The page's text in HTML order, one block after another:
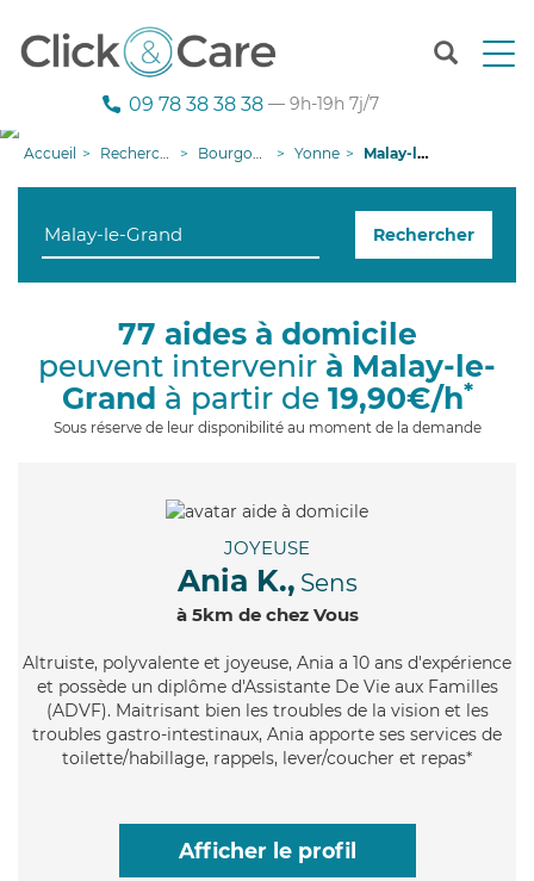
T
n
g
09 78 38 38 38 — 9h-19h 7j/7
Accueil Recherche aide à domicile Bourgogne-Franche-Comté Yonne Malay-le-Grand
Rechercher
77 aides à domicile
peuvent intervenir à Malay-le-
Grand à partir de 19,90€/h*
Sous réserve de leur disponibilité au moment de la demande
JOYEUSE
Ania K., Sens
à 5km de chez Vous
Altruiste, polyvalente et joyeuse, Ania a 10 ans d'expérience
et possède un diplôme d'Assistante De Vie aux Familles
(ADVF). Maitrisant bien les troubles de la vision et les
troubles gastro-intestinaux, Ania apporte ses services de
toilette/habillage, rappels, lever/coucher et repas*
Afficher le profil